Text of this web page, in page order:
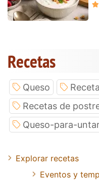
Recetas
Queso
Recetas de
Queso-para-
Explorar recetas
Eventos y